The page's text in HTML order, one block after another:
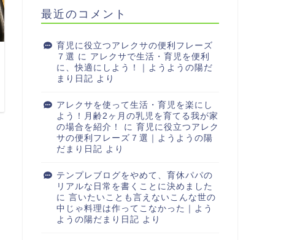
最近のコメント
育児に役立つアレクサの便利フレーズ
７選 に アレクサで生活・育児を便利
に、快適にしよう！｜ようようの陽だ
まり日記 より
アレクサを使って生活・育児を楽にし
よう！月齢2ヶ月の乳児を育てる我が家
の場合を紹介！
に 育児に役立つアレク
サの便利フレーズ７選｜ようようの陽
だまり日記 より
テンプレブログをやめて、育休パパの
リアルな日常を書くことに決めました
に 言いたいことも言えないこんな世の
中じゃ料理は作ってこなかった｜よう
ようの陽だまり日記 より